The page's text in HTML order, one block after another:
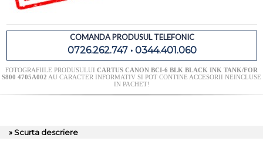
COMANDA PRODUSUL TELEFONIC
0726.262.747 • 0344.401.060
FOTOGRAFIILE PRODUSULUI CARTUS CANON BCI-6 BLK BLACK INK TANK/FOR
S800 4705A002 AU CARACTER INFORMATIV SI POT CONTINE ACCESORII NEINCLUSE
IN PACHET!
» Scurta descriere